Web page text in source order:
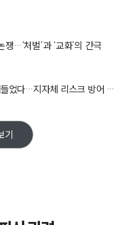
보
인
야
…‘처벌’과 ‘교화’의 간극
[기고] '계절근로자 노동착취' 칼 빼들었다…지자체 리스크 방어 전략은
기